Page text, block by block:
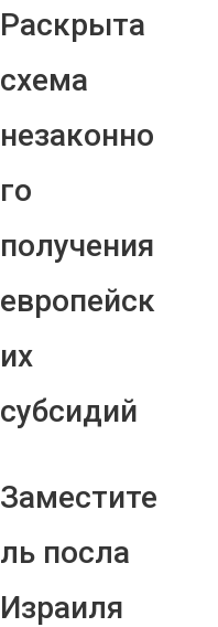
Раскрыта
схема
незаконно
го
получения
европейск
их
субсидий
Заместите
ль посла
Израиля